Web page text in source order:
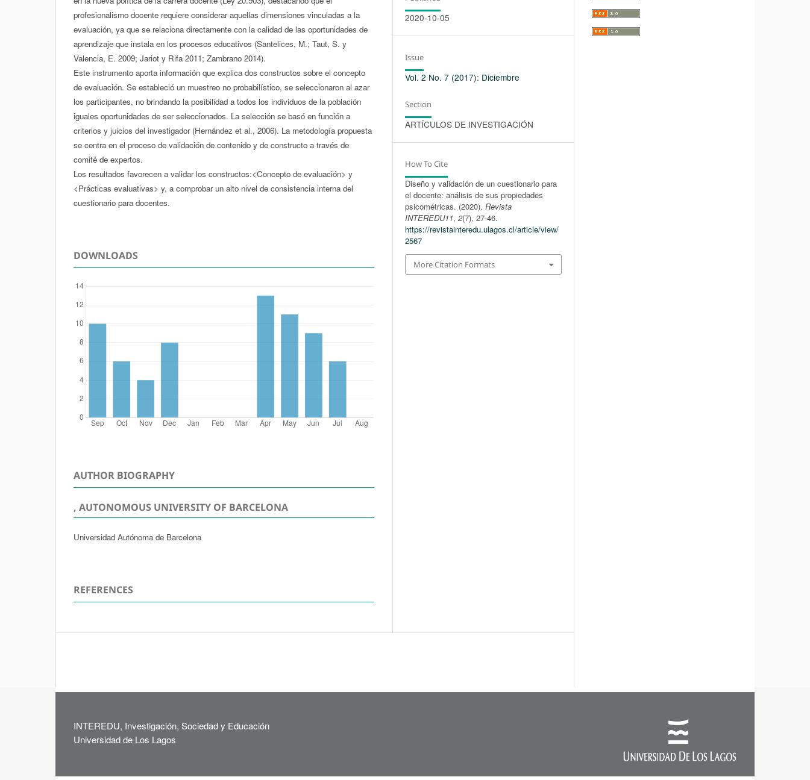
profesionalismo docente requiere considerar aquellas dimensiones vinculadas a la
evaluación, ya que se relaciona directamente con la calidad de las oportunidades de
aprendizaje que instala en los procesos educativos (Santelices, M.; Taut, S. y
Valencia, E. 2009; Jariot y Rifa 2011; Zambrano 2014).
Este instrumento aporta información que explica dos constructos sobre el concepto
de evaluación. Se estableció un muestreo no probabilístico, se seleccionaron al azar
los participantes, no brindando la posibilidad a todos los individuos de la población
iguales oportunidades de ser seleccionados. La selección se basó en función a
criterios y juicios del investigador (Hernández et al., 2006). La metodología propuesta
se centra en el proceso de validación de contenido y de constructo a través de
comité de expertos.
Los resultados favorecen a validar los constructos:<Concepto de evaluación> y
<Prácticas evaluativas> y, a comprobar un alto nivel de consistencia interna del
cuestionario para docentes.
DOWNLOADS
AUTHOR BIOGRAPHY
, AUTONOMOUS UNIVERSITY OF BARCELONA
Universidad Autónoma de Barcelona
REFERENCES
2020-10-05
Issue
Vol. 2 No. 7 (2017): Diciembre
Section
ARTÍCULOS DE INVESTIGACIÓN
How To Cite
Diseño y validación de un cuestionario para
el docente: análisis de sus propiedades
psicométricas. (2020).Revista
INTEREDU11,2(7), 27-46.
https://revistainteredu.ulagos.cl/article/view/
2567
More Citation Formats
INTEREDU, Investigación, Sociedad y Educación
Universidad de Los Lagos